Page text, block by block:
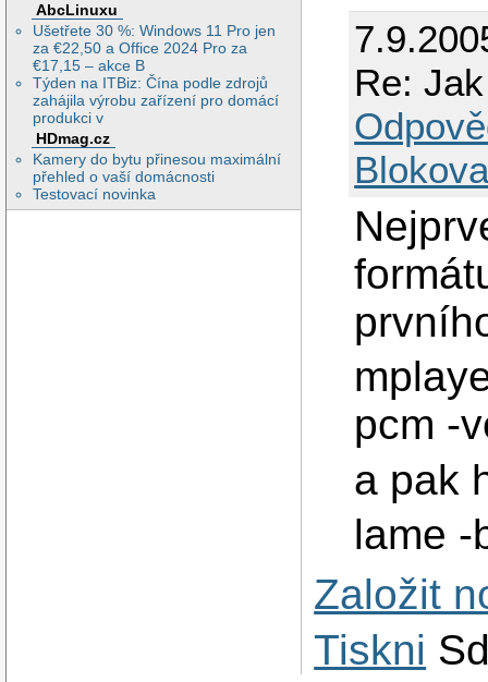
AbcLinuxu
Ušetřete 30 %: Windows 11 Pro jen
za €22,50 a Office 2024 Pro za
€17,15 – akce B
Týden na ITBiz: Čína podle zdrojů
zahájila výrobu zařízení pro domácí
produkci v
HDmag.cz
Kamery do bytu přinesou maximální
přehled o vaší domácnosti
Testovací novinka
Re:
pcm -
a pak
lame -
Založit
Tiskni